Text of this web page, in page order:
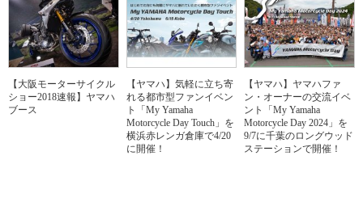
【大阪モーターサイクル
ショー2018速報】ヤマハ
ブース
【ヤマハ】気軽に立ち寄
れる都市型ファンイベン
ト「My Yamaha
Motorcycle Day Touch」を
横浜赤レンガ倉庫で4/20
に開催！
【ヤマハ】ヤマハファ
ン・オーナーの交流イベ
ント「My Yamaha
Motorcycle Day 2024」を
9/7に千葉のロングウッド
ステーションで開催！